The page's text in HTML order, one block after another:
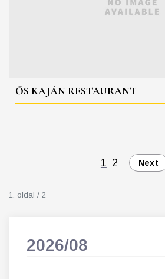
ŐS KAJÁN RESTAURANT
1 2 Next
1. oldal / 2
2026/08